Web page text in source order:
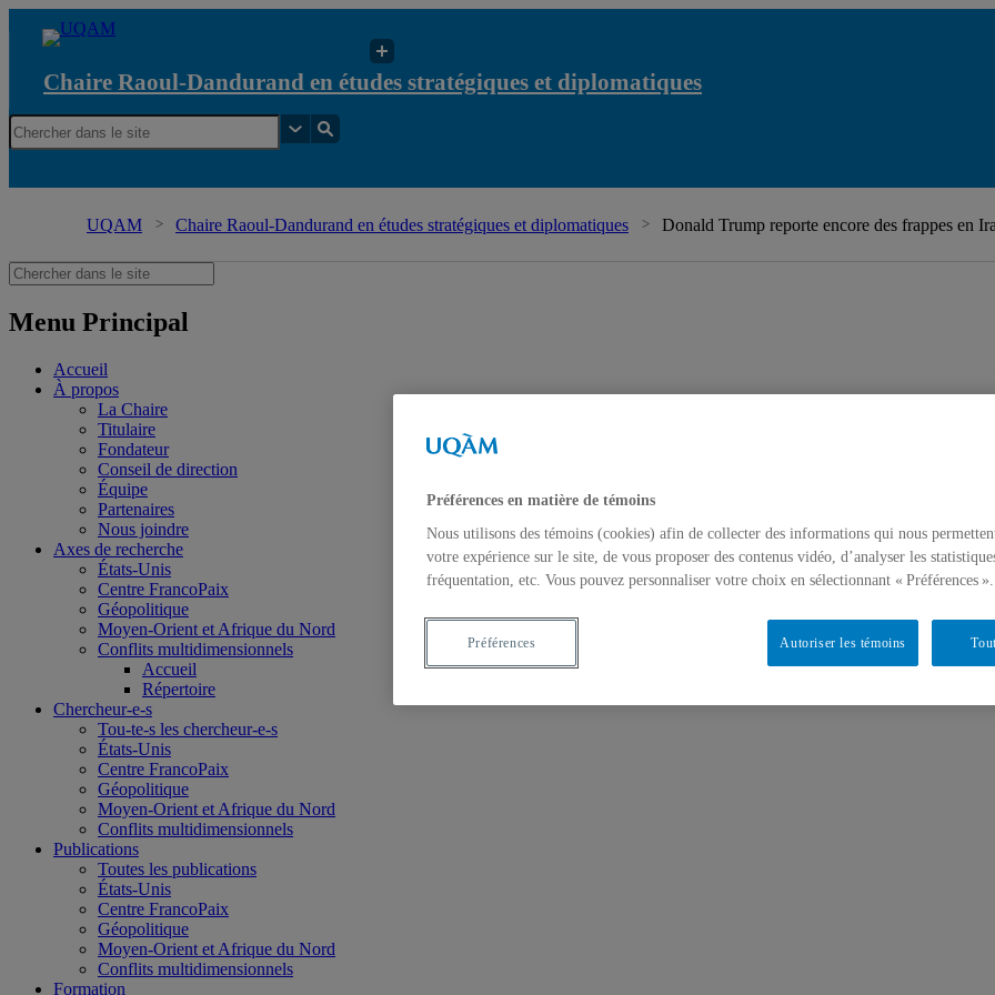
Chaire Raoul-Dandurand en études stratégiques et diplomatiques
UQAM Chaire Raoul-Dandurand en études stratégiques et diplomatiques Donald Trump reporte encore des frappes en
Menu Principal
Accueil
À propos
La Chaire
Titulaire
Fondateur
Conseil de direction
Équipe
Partenaires
Nous joindre
Axes de recherche
États-Unis
Centre FrancoPaix
Géopolitique
Moyen-Orient et Afrique du Nord
Conflits multidimensionnels
Accueil
Répertoire
Chercheur-e-s
Tou-te-s les chercheur-e-s
États-Unis
Centre FrancoPaix
Géopolitique
Moyen-Orient et Afrique du Nord
Conflits multidimensionnels
Publications
Toutes les publications
États-Unis
Centre FrancoPaix
Géopolitique
Moyen-Orient et Afrique du Nord
Conflits multidimensionnels
Formation
Préférences en matière de témoins
Nous utilisons des témoins (cookies) afin de collecter des informations qui nous
votre expérience sur le site, de vous proposer des contenus vidéo, d’analyser les
fréquentation, etc. Vous pouvez personnaliser votre choix en sélectionnant « Préférences ».
Autoriser les témoins
Préférences